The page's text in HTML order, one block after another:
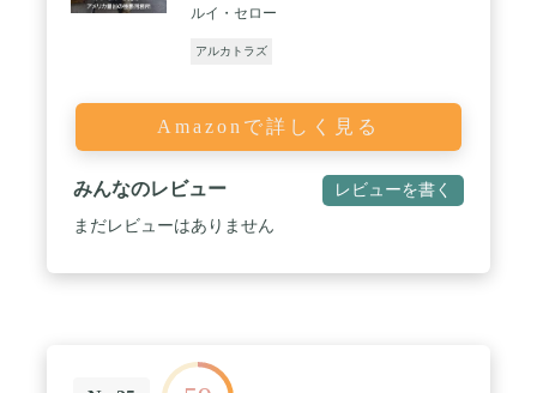
ルイ・セロー
アルカトラズ
Amazonで詳しく見る
みんなのレビュー レビューを書く
まだレビューはありません